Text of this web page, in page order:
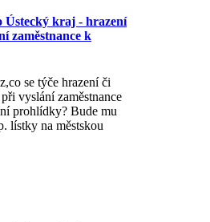
kraj - hrazení
zaměstnance k
se týče hrazení či
vyslání zaměstnance
prohlídky? Bude mu
lístky na městskou